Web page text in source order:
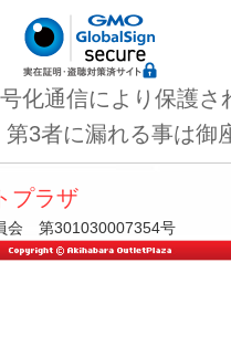
化通信により保護さ
3者に漏れる事は御
プラザ
会 第301030007354号